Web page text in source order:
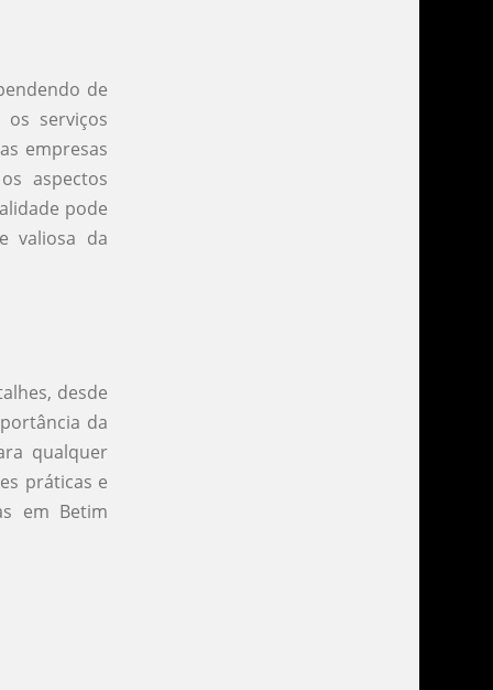
de
serviços
empresas
aspectos
pode
valiosa da
desde
da
qualquer
práticas e
em Betim